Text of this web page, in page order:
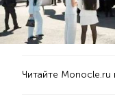
Читайте Monocle.ru